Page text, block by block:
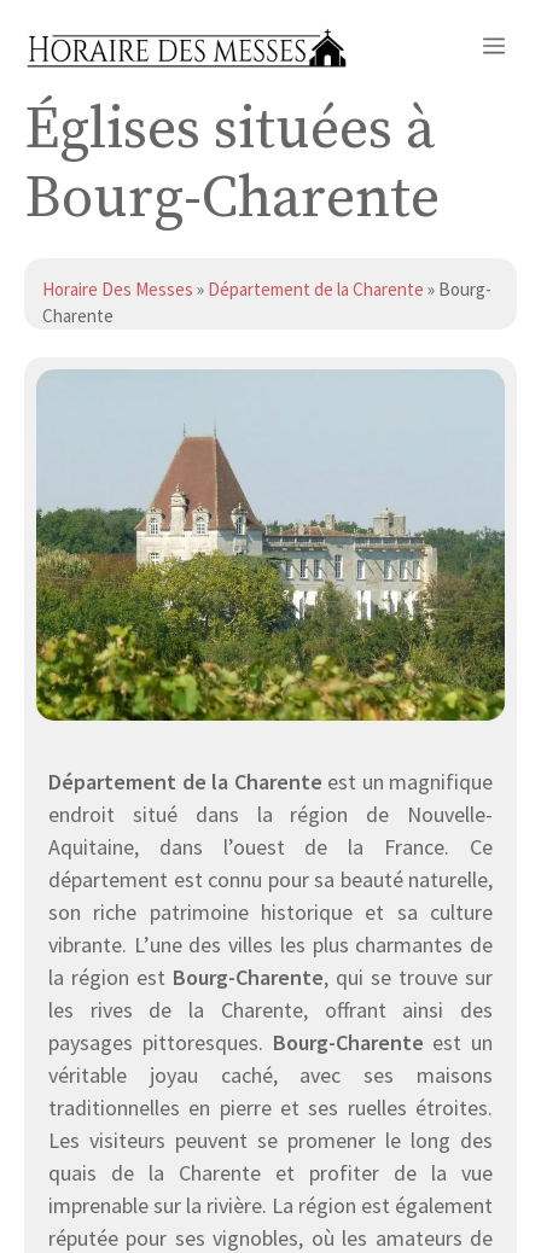
Églises situées à
Bourg-Charente
Horaire Des Messes » Département de la Charente » Bourg-
Charente
Département de la Charente est un magnifique
endroit situé dans la région de Nouvelle-
Aquitaine, dans l’ouest de la France. Ce
département est connu pour sa beauté naturelle,
son riche patrimoine historique et sa culture
vibrante. L’une des villes les plus charmantes de
la région est Bourg-Charente, qui se trouve sur
les rives de la Charente, offrant ainsi des
paysages pittoresques. Bourg-Charente est un
véritable joyau caché, avec ses maisons
traditionnelles en pierre et ses ruelles étroites.
Les visiteurs peuvent se promener le long des
quais de la Charente et profiter de la vue
imprenable sur la rivière. La région est également
réputée pour ses vignobles, où les amateurs de